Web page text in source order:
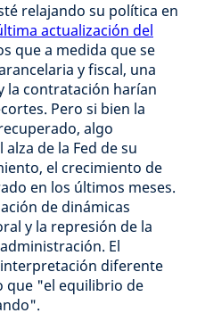
relajando su política en
actualización del
que a medida que se
y fiscal, una
la contratación harían
Pero si bien la
algo
de la Fed de su
el crecimiento de
en los últimos meses.
de dinámicas
y la represión de la
El
diferente
que "el equilibrio de